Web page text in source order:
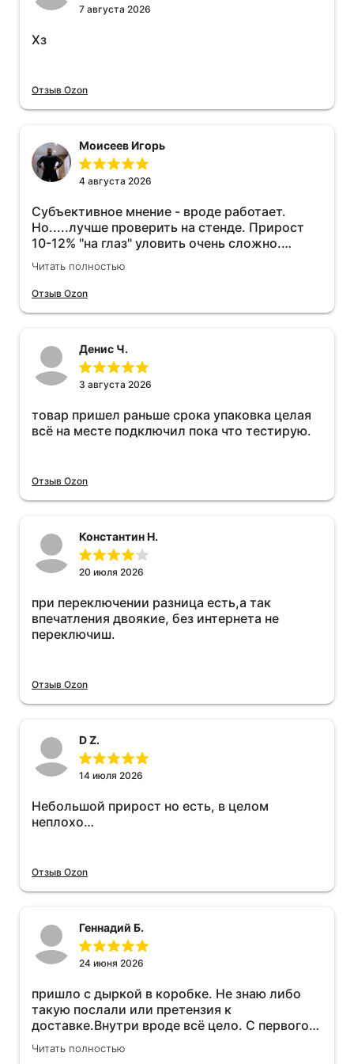
7 августа 2026
Хз
Отзыв Ozon
Моисеев Игорь
4 августа 2026
Субъективное мнение - вроде работает.
Но.....лучше проверить на стенде. Прирост
10-12% "на глаз" уловить очень сложно.
Покатаюсь, потом отключу и посмотрю, что
будет 😁.
Читать полностью
Отзыв Ozon
Денис Ч.
3 августа 2026
товар пришел раньше срока упаковка целая
всё на месте подключил пока что тестирую.
Отзыв Ozon
Константин Н.
20 июля 2026
при переключении разница есть,а так
впечатления двоякие, без интернета не
переключиш.
Отзыв Ozon
D Z.
14 июля 2026
Небольшой прирост но есть, в целом
неплохо…
Отзыв Ozon
Геннадий Б.
24 июня 2026
пришло с дыркой в коробке. Не знаю либо
такую послали или претензия к
доставке.Внутри вроде всё цело. С первого
раза установить не получается не знаю
может интернет дурит. Четыре звёзды за
Читать полностью